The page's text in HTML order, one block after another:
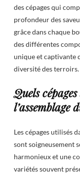
des cépages qui
profondeur des
grâce dans chaque
des différentes
unique et captivante
diversité des terroirs.
Quels
l’assemblage
Les cépages utilisés
sont soigneusement
harmonieux et une
variétés souvent